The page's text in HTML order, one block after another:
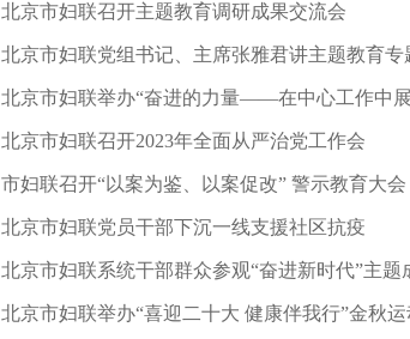
北京市妇联召开主题教育调研成果交流会
北京市妇联党组书记、主席张雅君讲主题教育专
北京市妇联举办“奋进的力量——在中心工作中
北京市妇联召开2023年全面从严治党工作会
市妇联召开“以案为鉴、以案促改” 警示教育大会
北京市妇联党员干部下沉一线支援社区抗疫
北京市妇联系统干部群众参观“奋进新时代”主题
北京市妇联举办“喜迎二十大 健康伴我行”金秋